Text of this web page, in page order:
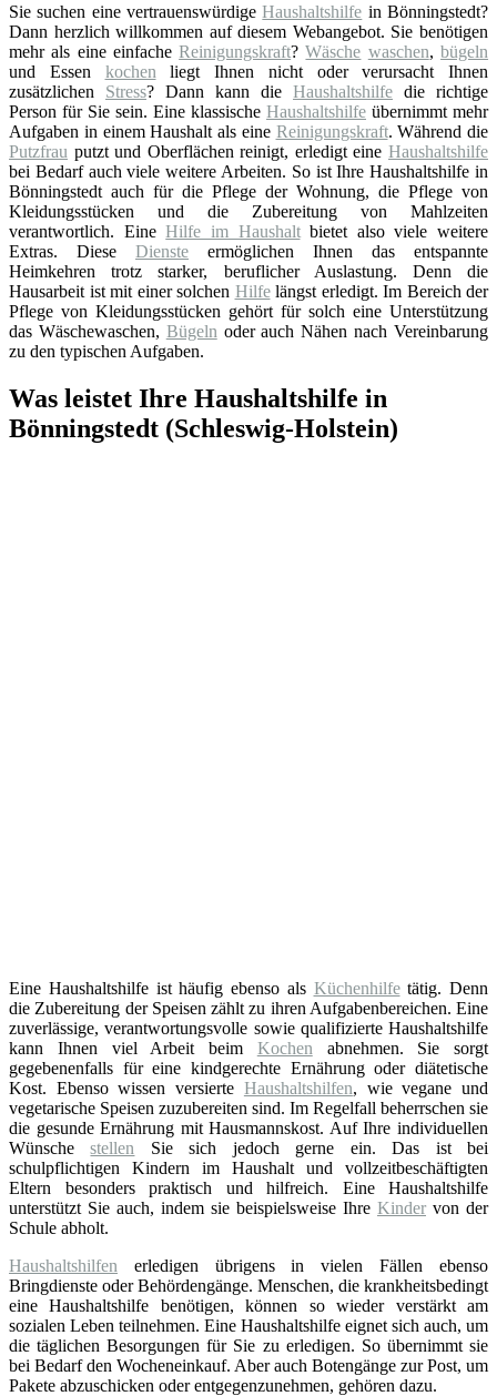
Sie suchen eine vertrauenswürdigeHaushaltshilfe in Bönningstedt?
Dann herzlich willkommen auf diesem Webangebot. Sie benötigen
mehr als eine einfacheReinigungskraft?Wäsche waschen,bügeln
und Essen kochen liegt Ihnen nicht oder verursacht Ihnen
zusätzlichen Stress? Dann kann die Haushaltshilfe die richtige
Person für Sie sein. Eine klassische Haushaltshilfe übernimmt mehr
Aufgaben in einem Haushalt als eine Reinigungskraft. Während die
Putzfrau putzt und Oberflächen reinigt, erledigt eine Haushaltshilfe
bei Bedarf auch viele weitere Arbeiten. So ist Ihre Haushaltshilfe in
Bönningstedt auch für die Pflege der Wohnung, die Pflege von
Kleidungsstücken und die Zubereitung von Mahlzeiten
verantwortlich. EineHilfe im Haushaltbietet also viele weitere
Extras. Diese Dienste ermöglichen Ihnen das entspannte
Heimkehren trotz starker, beruflicher Auslastung. Denn die
Hausarbeit ist mit einer solchen Hilfelängst erledigt. Im Bereich der
Pflege von Kleidungsstücken gehört für solch eine Unterstützung
das Wäschewaschen, Bügeln oder auch Nähen nach Vereinbarung
zu den typischen Aufgaben.
Was leistet Ihre Haushaltshilfe in
Bönningstedt (Schleswig-Holstein)
Eine Haushaltshilfe ist häufig ebenso als Küchenhilfetätig. Denn
die Zubereitung der Speisen zählt zu ihren Aufgabenbereichen. Eine
zuverlässige, verantwortungsvolle sowie qualifizierte Haushaltshilfe
kann Ihnen viel Arbeit beim Kochen abnehmen. Sie sorgt
gegebenenfalls für eine kindgerechte Ernährung oder diätetische
Kost. Ebenso wissen versierte Haushaltshilfen, wie vegane und
vegetarische Speisen zuzubereiten sind. Im Regelfall beherrschen sie
die gesunde Ernährung mit Hausmannskost. Auf Ihre individuellen
Wünschestellen Sie sich jedoch gerne ein. Das ist bei
schulpflichtigen Kindern im Haushalt und vollzeitbeschäftigten
Eltern besonders praktisch und hilfreich. Eine Haushaltshilfe
unterstützt Sie auch, indem sie beispielsweise Ihre Kinder von der
Schule abholt.
Haushaltshilfen erledigen übrigens in vielen Fällen ebenso
Bringdienste oder Behördengänge. Menschen, die krankheitsbedingt
eine Haushaltshilfe benötigen, können so wieder verstärkt am
sozialen Leben teilnehmen. Eine Haushaltshilfe eignet sich auch, um
die täglichen Besorgungen für Sie zu erledigen. So übernimmt sie
bei Bedarf den Wocheneinkauf. Aber auch Botengänge zur Post, um
Pakete abzuschicken oder entgegenzunehmen, gehören dazu.